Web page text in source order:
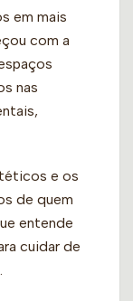
em mais
com a
nas
e os
de quem
entende
cuidar de